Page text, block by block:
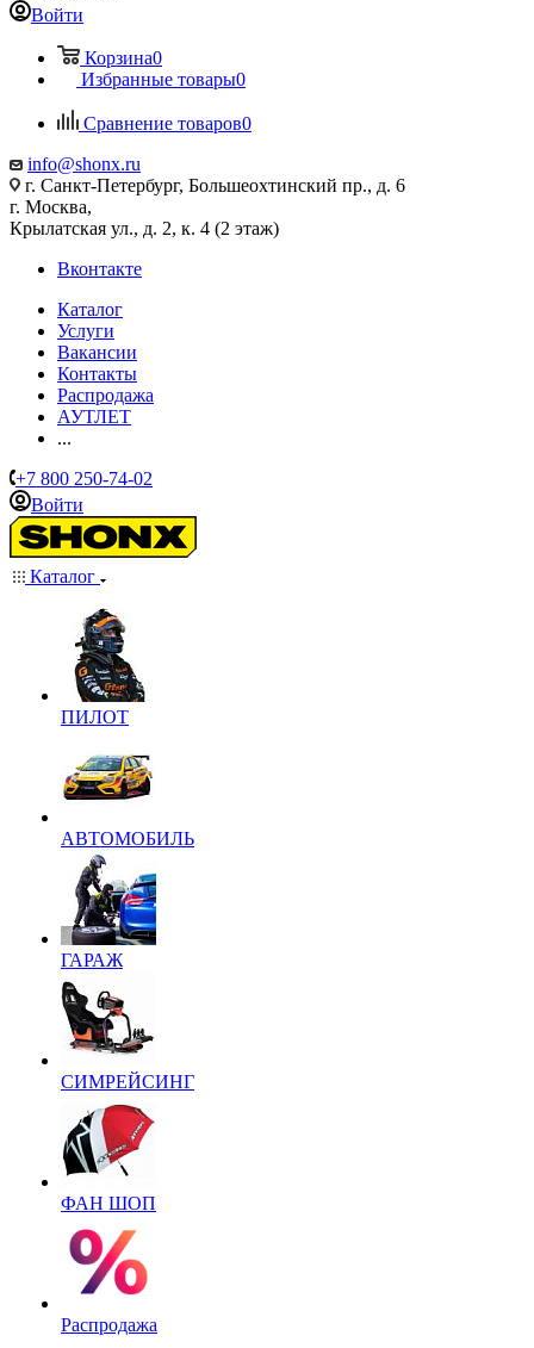
Войти
Корзина0
Избранные товары0
Сравнение товаров0
info@shonx.ru
г. Санкт-Петербург, Большеохтинский пр., д. 6
г. Москва,
Крылатская ул., д. 2, к. 4 (2 этаж)
Вконтакте
Каталог
Услуги
Вакансии
Контакты
Распродажа
АУТЛЕТ
...
+7 800 250-74-02
Войти
Каталог
ПИЛОТ
АВТОМОБИЛЬ
ГАРАЖ
СИМРЕЙСИНГ
ФАН ШОП
Распродажа